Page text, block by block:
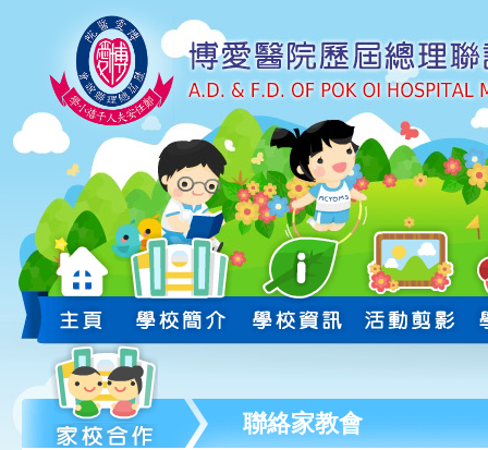
聯絡家教會